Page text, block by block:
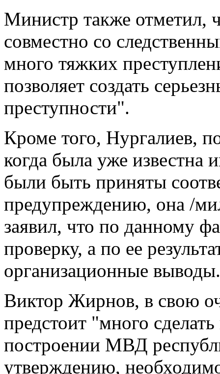
Министр также отметил,
совместно со
много тяжких
позволяет создать
преступности".
Кроме того, Нургалиев,
когда была уже
были быть приняты
предупреждению, она /
заявил, что по данному
проверку, а по ее
организационные выводы.
Виктор Жирнов, в свою
предстоит "много
построении МВД
утверждению,